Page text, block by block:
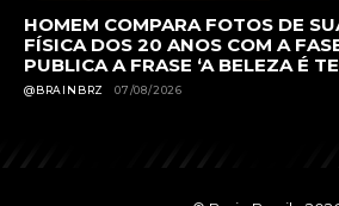
HOMEM COMPARA FOTOS DE
FÍSICA DOS 20 ANOS COM A
PUBLICA A FRASE ‘A BELEZA É
@BRAINBRZ 07/08/2026